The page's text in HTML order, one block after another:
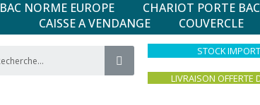
BAC NORME EUROPE CHARIOT PORTE BAC
CAISSE A VENDANGE
COUVERCLE
STOCK
LIVRAISON OFFERTE